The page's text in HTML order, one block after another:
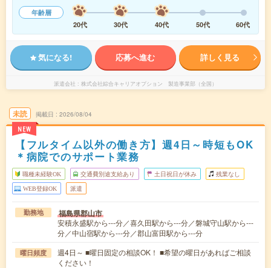
年齢層
20代
30代 40代 50代 60代
気になる! 応募へ進む 詳しく見る
派遣会社 株式会社綜合キャリアオプション 製造事業部（全国）
未読
NEW
掲載日 2026/08/04
【フルタイム以外の働き方】週4日～時短もOK
＊病院でのサポート業務
職種未経験OK 交通費別途支給あり 土日祝日が休み 残業なし
WEB登録OK 派遣
勤務地 福島県郡山市
安積永盛駅から---分／喜久田駅から---分／磐城守山駅から---
分／中山宿駅から---分／郡山富田駅から---分
曜日頻度
週4日～ ■曜日固定の相談OK！ ■希望の曜日があればご相談
ください！